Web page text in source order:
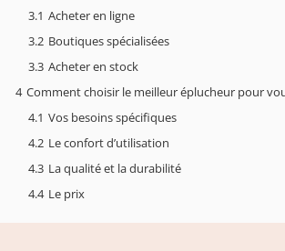
3.1 Acheter en ligne
3.2 Boutiques spécialisées
3.3 Acheter en stock
4 Comment choisir le meilleur éplucheur pour
4.1 Vos besoins spécifiques
4.2 Le confort d’utilisation
4.3 La qualité et la durabilité
4.4 Le prix